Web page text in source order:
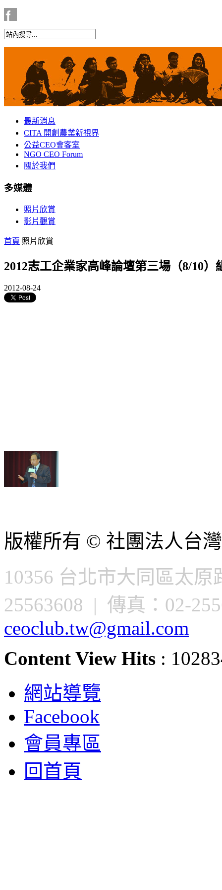
最新消息
CITA 開創農業新視界
公益CEO會客室
NGO CEO Forum
關於我們
多媒體
照片欣賞
影片觀賞
首頁 照片欣賞
2012志工企業家高峰論壇第三場（8/10）
2012-08-24
版權所有 © 社團法人台
10356 台北市大同區太
25563608 | 傳真：02-
ceoclub.tw@gmail.com
Content View Hits :
網站導覽
Facebook
會員專區
回首頁